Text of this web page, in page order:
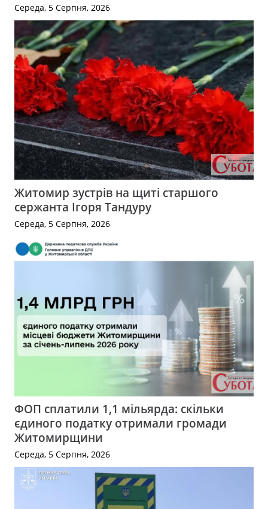
Середа, 5 Серпня, 2026
Житомир зустрів на щиті старшого
сержанта Ігоря Тандуру
Середа, 5 Серпня, 2026
ФОП сплатили 1,1 мільярда: скільки
єдиного податку отримали громади
Житомирщини
Середа, 5 Серпня, 2026